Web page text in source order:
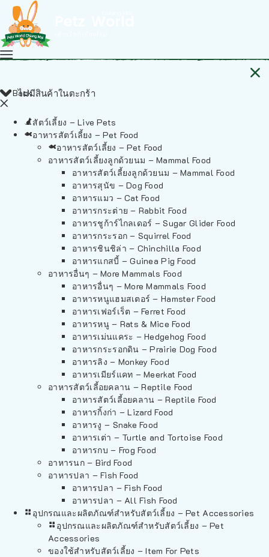
ไม่มีสินค้าในตะกร้า
Back
สัตว์เลี้ยง – Live Pets
อาหารสัตว์เลี้ยง – Pet Food
อาหารสัตว์เลี้ยง – Pet Food
อาหารสัตว์เลี้ยงลูกด้วยนม – Mammal Food
อาหารสัตว์เลี้ยงลูกด้วยนม – Mammal Food
อาหารสุนัข – Dog Food
อาหารแมว – Cat Food
อาหารกระต่าย – Rabbit Food
อาหารชูก้าร์ไกลเดอร์ – Sugar Glider Food
อาหารกระรอก – Squirrel Food
อาหารชินชิล่า – Chinchilla Food
อาหารแกสบี้ – Guinea Pig Food
อาหารอื่นๆ – More Mammals Food
อาหารอื่นๆ – More Mammals Food
อาหารหนูแฮมสเตอร์ – Hamster Food
อาหารเฟอร์เร็ต – Ferret Food
อาหารหนู – Rats & Mice Food
อาหารเม่นแคระ – Hedgehog Food
อาหารกระรอกดิน – Prairie Dog Food
อาหารลิง – Monkey Food
อาหารเมียร์แคท – Meerkat Food
อาหารสัตว์เลี้อยคลาน – Reptile Food
อาหารสัตว์เลี้อยคลาน – Reptile Food
อาหารกิ้งก่า – Lizard Food
อาหารงู – Snake Food
อาหารเต่า – Turtle and Tortoise Food
อาหารกบ – Frog Food
อาหารนก – Bird Food
อาหารปลา – Fish Food
อาหารปลา – Fish Food
อาหารปลา – All Fish Food
อุปกรณและผลิตภัณฑ์สำหรับสัตว์เลี้ยง – Pet Accessories
อุปกรณและผลิตภัณฑ์สำหรับสัตว์เลี้ยง – Pet
Accessories
ของใช้สำหรับสัตว์เลี้ยง – Item For Pets